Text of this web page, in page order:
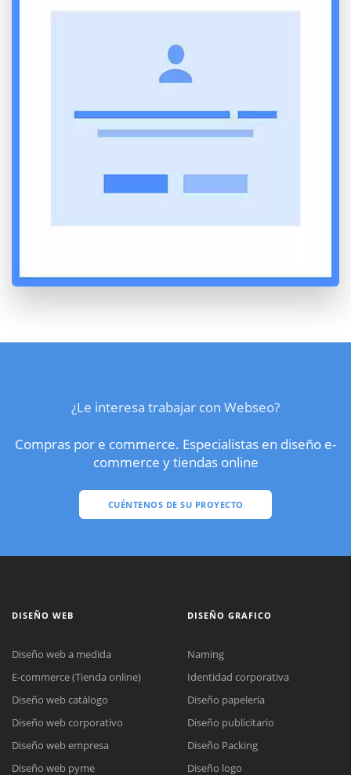
¿Le interesa trabajar con Webseo?
Compras por e commerce. Especialistas en diseño e-
commerce y tiendas online
CUÉNTENOS DE SU PROYECTO
DISEÑO WEB
Diseño web a medida
E-commerce (Tienda online)
Diseño web catálogo
Diseño web corporativo
Diseño web empresa
Diseño web pyme
DISEÑO GRAFICO
Naming
Identidad corporativa
Diseño papelería
Diseño publicitario
Diseño Packing
Diseño logo